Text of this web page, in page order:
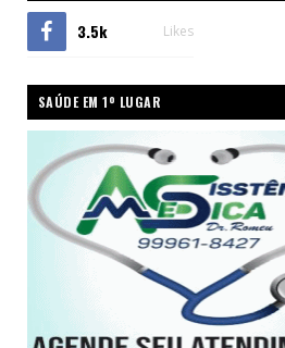
3.5k Likes
SAÚDE EM 1º LUGAR